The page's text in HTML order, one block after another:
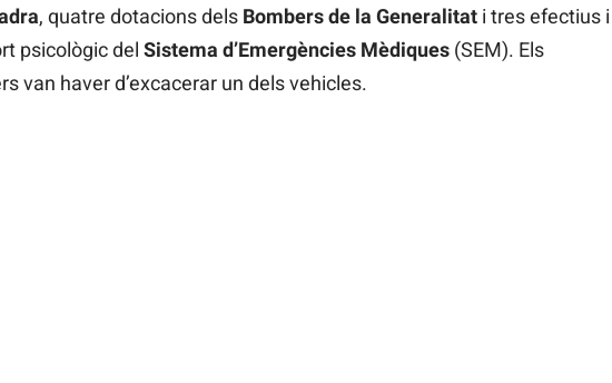
, quatre dotacions dels Bombers de la Generalitati tres efectius i
psicològic del Sistema d’Emergències Mèdiques(SEM). Els
van haver d’excacerar un dels vehicles.